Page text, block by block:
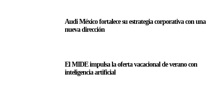
Audi México fortalece su estrategia corporativa con una
nueva dirección
El MIDE impulsa la oferta vacacional de verano con
inteligencia artificial